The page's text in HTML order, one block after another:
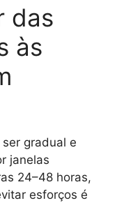
das
às
gradual e
janelas
24–48 horas,
esforços é